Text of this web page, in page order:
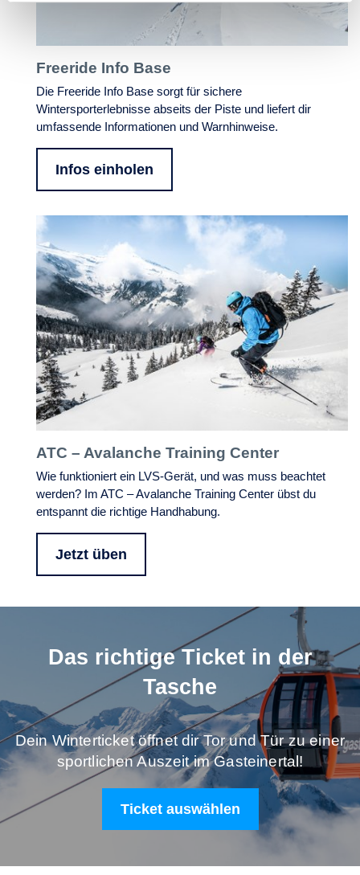
Freeride Info Base
Die Freeride Info Base sorgt für sichere
Wintersporterlebnisse abseits der Piste und liefert dir
umfassende Informationen und Warnhinweise.
Infos einholen
ATC – Avalanche Training Center
Wie funktioniert ein LVS-Gerät, und was muss beachtet
werden? Im ATC – Avalanche Training Center übst du
entspannt die richtige Handhabung.
Jetzt üben
Das richtige Ticket in der
Tasche
Dein Winterticket öffnet dir Tor und Tür zu einer
sportlichen Auszeit im Gasteinertal!
Ticket auswählen